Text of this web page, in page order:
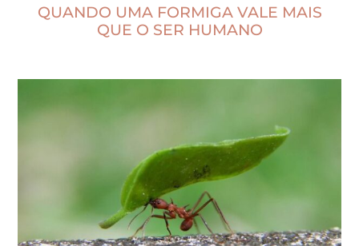
QUANDO UMA FORMIGA VALE MAIS
QUE O SER HUMANO